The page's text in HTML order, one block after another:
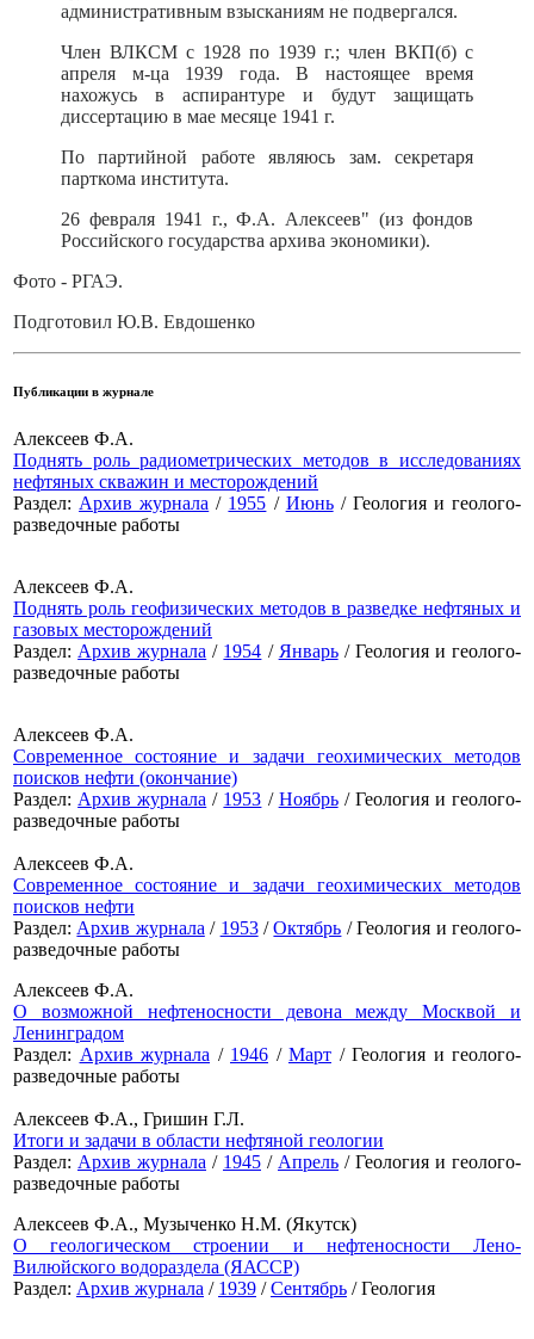
административным взысканиям не подвергался.
Член ВЛКСМ с 1928 по 1939 г.; член ВКП(б) с
апреля м-ца 1939 года. В настоящее время
нахожусь в аспирантуре и будут защищать
диссертацию в мае месяце 1941 г.
По партийной работе являюсь зам. секретаря
парткома института.
26 февраля 1941 г., Ф.А. Алексеев" (из фондов
Российского государства архива экономики).
Фото - РГАЭ.
Подготовил Ю.В. Евдошенко
Публикации в журнале
Алексеев Ф.А.
Поднять роль радиометрических методов в исследованиях
нефтяных скважин и месторождений
Раздел: Архив журнала / 1955 / Июнь/ Геология и геолого-
разведочные работы
Алексеев Ф.А.
Поднять роль геофизических методов в разведке нефтяных и
газовых месторождений
Раздел: Архив журнала / 1954 / Январь/ Геология и геолого-
разведочные работы
Алексеев Ф.А.
Современное состояние и задачи геохимических методов
поисков нефти (окончание)
Раздел: Архив журнала / 1953 / Ноябрь/ Геология и геолого-
разведочные работы
Алексеев Ф.А.
Современное состояние и задачи геохимических методов
поисков нефти
Раздел: Архив журнала / 1953/Октябрь / Геология и геолого-
разведочные работы
Алексеев Ф.А.
О возможной нефтеносности девона между Москвой и
Ленинградом
Раздел: Архив журнала / 1946 / Март / Геология и геолого-
разведочные работы
Алексеев Ф.А., Гришин Г.Л.
Итоги и задачи в области нефтяной геологии
Раздел: Архив журнала / 1945 / Апрель / Геология и геолого-
разведочные работы
Алексеев Ф.А., Музыченко Н.М. (Якутск)
О геологическом строении и нефтеносности Лено-
Вилюйского водораздела (ЯАССР)
Раздел: Архив журнала / 1939 /Сентябрь / Геология